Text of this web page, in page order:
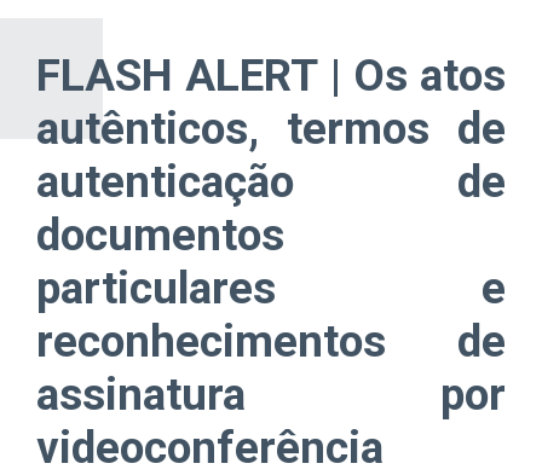
FLASH ALERT | Os atos
autênticos, termos de
autenticação de
documentos
particulares e
reconhecimentos de
assinatura por
videoconferência